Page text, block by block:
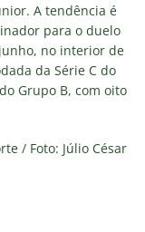
A tendência é
para o duelo
no interior de
da Série C do
Grupo B, com oito
/ Foto: Júlio César